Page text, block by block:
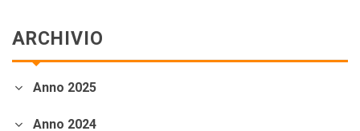
crowdfunding. azioni sottovalutate
sistema bancario
ARCHIVIO
Anno 2025
Anno 2024